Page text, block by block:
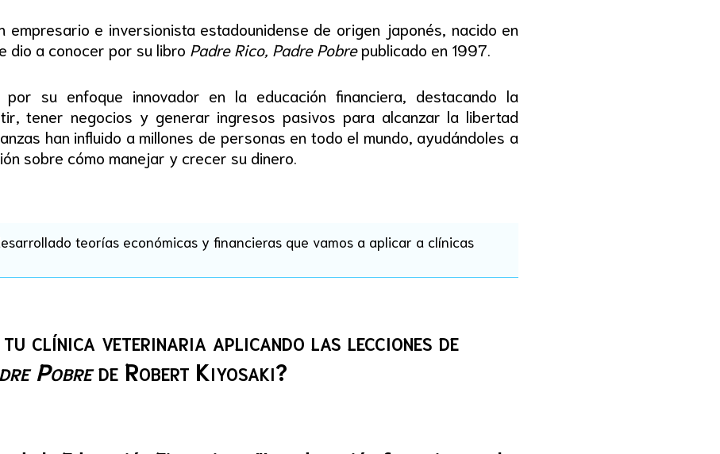
empresario e inversionista estadounidense de origen japonés, nacido en
dio a conocer por su libro Padre Rico, Padre Pobrepublicado en 1997.
su enfoque innovador en la educación financiera, destacando la
tener negocios y generar ingresos pasivos para alcanzar la libertad
han influido a millones de personas en todo el mundo, ayudándoles a
sobre cómo manejar y crecer su dinero.
teorías económicas y financieras que vamos a aplicar a clínicas
tu clínica veterinaria aplicando las lecciones de
Pobrede Robert Kiyosaki?